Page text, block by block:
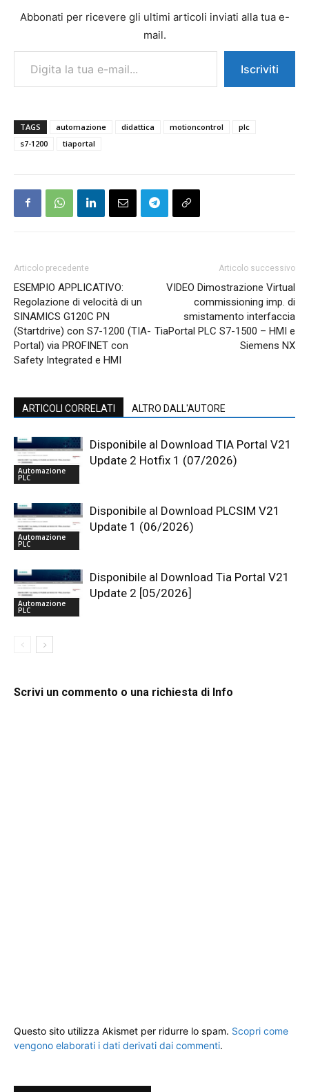
Abbonati per ricevere gli ultimi articoli inviati alla tua e-
mail.
Digita la tua e-mail...
Iscriviti
TAGS automazione didattica motioncontrol
plc
s7-1200
tiaportal
Articolo precedente
ESEMPIO APPLICATIVO:
Regolazione di velocità di un
SINAMICS G120C PN
(Startdrive) con S7-1200 (TIA-
Portal) via PROFINET con
Safety Integrated e HMI
Articolo successivo
VIDEO Dimostrazione Virtual
commissioning imp. di
smistamento interfaccia
TiaPortal PLC S7-1500 – HMI e
Siemens NX
ARTICOLI CORRELATI ALTRO DALL'AUTORE
Automazione
PLC
Disponibile al Download TIA Portal V21
Update 2 Hotfix 1 (07/2026)
Automazione
PLC
Disponibile al Download PLCSIM V21
Update 1 (06/2026)
Automazione
PLC
Disponibile al Download Tia Portal V21
Update 2 [05/2026]
Scrivi un commento o una richiesta di Info
Questo sito utilizza Akismet per ridurre lo spam. Scopri come
vengono elaborati i dati derivati dai commenti.